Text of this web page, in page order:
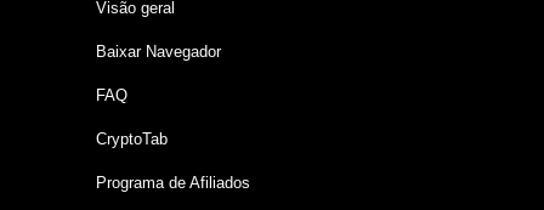
Visão geral
Baixar Navegador
FAQ
CryptoTab
Programa de Afiliados